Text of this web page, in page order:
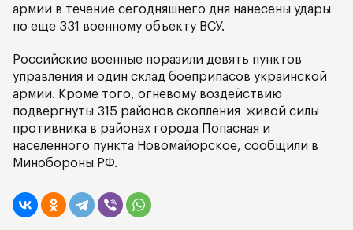
армии в течение сегодняшнего дня нанесены удары
по еще 331 военному объекту ВСУ.
Российские военные поразили девять пунктов
управления и один склад боеприпасов украинской
армии. Кроме того, огневому воздействию
подвергнуты 315 районов скопления живой силы
противника в районах города Попасная и
населенного пункта Новомайорское, сообщили в
Минобороны РФ.